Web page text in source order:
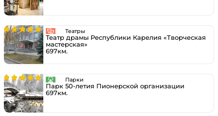
Театры
Театр драмы Республики Карелия «Творческая
мастерская»
697км.
Парки
Парк 50-летия Пионерской организации
697км.